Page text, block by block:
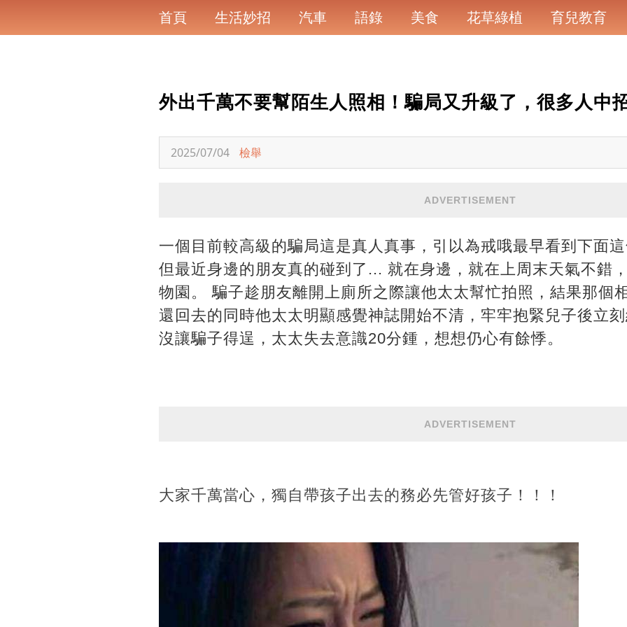
首頁 生活妙招 汽車 語錄 美食 花草綠植 育兒教育
外出千萬不要幫陌生人照相！騙局又升級了，很多人中
2025/07/04 檢舉
ADVERTISEMENT
一個目前較高級的騙局這是真人真事，引以為戒哦最早看到下面這
但最近身邊的朋友真的碰到了... 就在身邊，就在上周末天氣不錯
物園。 騙子趁朋友離開上廁所之際讓他太太幫忙拍照，結果那個
還回去的同時他太太明顯感覺神誌開始不清，牢牢抱緊兒子後立
沒讓騙子得逞，太太失去意識20分鍾，想想仍心有餘悸。
ADVERTISEMENT
大家千萬當心，獨自帶孩子出去的務必先管好孩子！！！